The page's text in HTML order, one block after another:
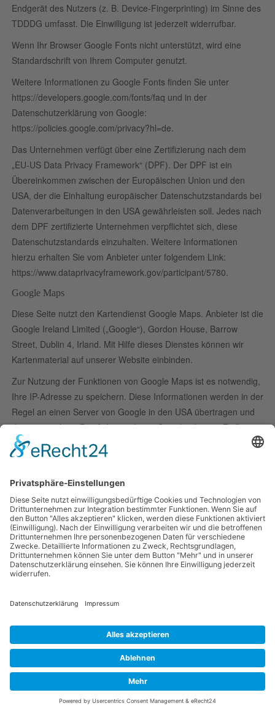
Endgerät des Nutzers (z. B. Device-Fingerprinting) im Sinne des
TDDDG umfasst. Die Einwilligung ist jederzeit widerrufbar.
Wenn Ihr Browser Google Fonts nicht unterstützt, wird eine
Standardschrift von Ihrem Computer genutzt.
Weitere Informationen zu Google Fonts finden Sie unter
https://developers.google.com/fonts/faq und in der
Datenschutzerklärung von Google:
https://policies.google.com/privacy?hl=de.
Das Unternehmen verfügt über eine Zertifizierung nach dem
„EU-US Data Privacy Framework“ (DPF). Der DPF ist ein
Übereinkommen zwischen der Europäischen Union und den
USA, der die Einhaltung europäischer Datenschutzstandards bei
Datenverarbeitungen in den USA gewährleisten soll. Jedes nach
dem DPF zertifizierte Unternehmen verpflichtet sich, diese
Datenschutzstandards einzuhalten. Weitere Informationen
hierzu erhalten Sie vom Anbieter unter folgendem Link:
https://www.dataprivacyframework.gov/participant/5780.
Google Maps
Diese Seite nutzt den Kartendienst Google Maps. Anbieter ist die
Google Ireland Limited („Google“), Gordon House, Barrow
Street, Dublin 4, Irland. Mit Hilfe dieses Dienstes können wir
Kartenmaterial auf unserer Website einbinden.
Zur Nutzung der Funktionen von Google Maps ist es notwendig,
Ihre IP-Adresse zu speichern. Diese Informationen werden in der
Regel an einen Server von Google in den USA übertragen und
dort gespeichert. Der Anbieter dieser Seite hat keinen Einfluss
auf diese Datenübertragung. Wenn Google Maps aktiviert ist,
kann Google zum Zwecke der einheitlichen Darstellung der
Maps lädt Ihr Browser die benötigten Web Fonts in ihren
Browsercache, um Texte und Schriftarten korrekt anzuzeigen.
Die Nutzung von Google Maps erfolgt im Interesse einer
ansprechenden Darstellung unserer Online-Angebote und an
einer leichten Auffindbarkeit der von uns auf der Website
angegebenen Orte. Dies stellt ein berechtigtes Interesse im
entsprechende Einwilligung abgefragt wurde, erfolgt die
DSGVO und § 25 Abs. 1 TDDDG, soweit die Einwilligung die
Speicherung von Cookies oder den Zugriff auf Informationen im
Endgerät des Nutzers (z. B. Device-Fingerprinting) im Sinne des
TDDDG umfasst. Die Einwilligung ist jederzeit widerrufbar.
Die Datenübertragung in die USA wird auf die